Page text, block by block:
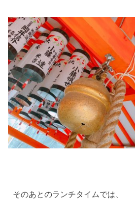
そのあとのランチタイムでは、